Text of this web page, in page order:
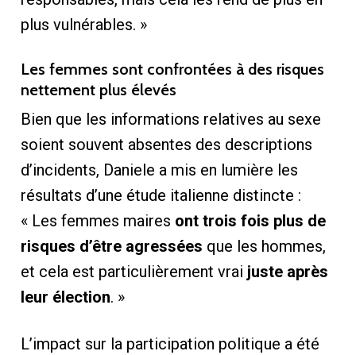
plus vulnérables. »
Les femmes sont confrontées à des risques
nettement plus élevés
Bien que les informations relatives au sexe
soient souvent absentes des descriptions
d’incidents, Daniele a mis en lumière les
résultats d’une étude italienne distincte :
« Les femmes maires ont trois fois plus de
risques d’être agressées que les hommes,
et cela est particulièrement vrai juste après
leur élection. »
L’impact sur la participation politique a été